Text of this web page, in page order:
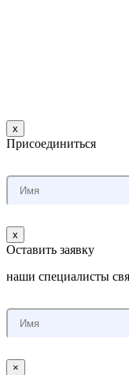
x
Присоединиться
x
Оставить заявку
наши специалисты
×